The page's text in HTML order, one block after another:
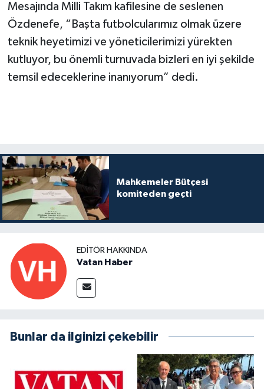
Mesajında Milli Takım kafilesine de seslenen
Özdenefe, “Başta futbolcularımız olmak üzere
teknik heyetimizi ve yöneticilerimizi yürekten
kutluyor, bu önemli turnuvada bizleri en iyi şekilde
temsil edeceklerine inanıyorum” dedi.
Mahkemeler Bütçesi
komiteden geçti
EDITÖR HAKKINDA
Vatan Haber
Bunlar da ilginizi çekebilir